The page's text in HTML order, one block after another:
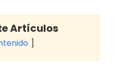
Artículos